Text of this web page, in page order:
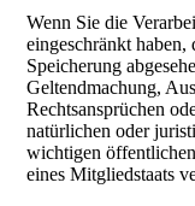
Wenn Sie die
eingeschränkt
Speicherung
Geltendmachung,
Rechtsansprüchen
natürlichen oder
wichtigen
eines Mitgliedstaats